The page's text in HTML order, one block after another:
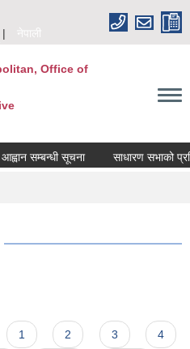
नेपाली
Office of
सम्बन्धी सूचना साधारण सभाको
1 2 3 4